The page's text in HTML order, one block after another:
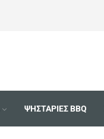
ΨΗΣΤΑΡΙΕΣ BBQ